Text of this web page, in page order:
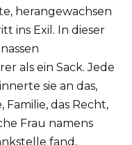
herangewachsen
ins Exil. In dieser
als ein Sack. Jede
sie an das,
Familie, das Recht,
Frau namens
fand,